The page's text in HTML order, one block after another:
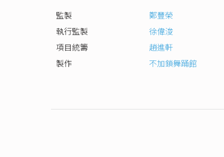
監製
鄭豐榮
執行監製
徐偉浚
項目統籌
趙進軒
製作
不加鎖舞踊館